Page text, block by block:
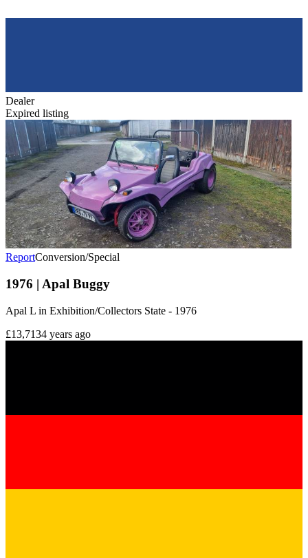
Dealer
Expired listing
ReportConversion/Special
1976 | Apal Buggy
Apal L in Exhibition/Collectors State - 1976
£13,7134 years ago